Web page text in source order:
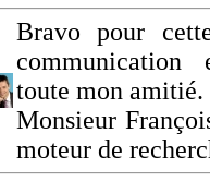
Bravo pour
communication
toute mon amitié.
Monsieur
moteur de